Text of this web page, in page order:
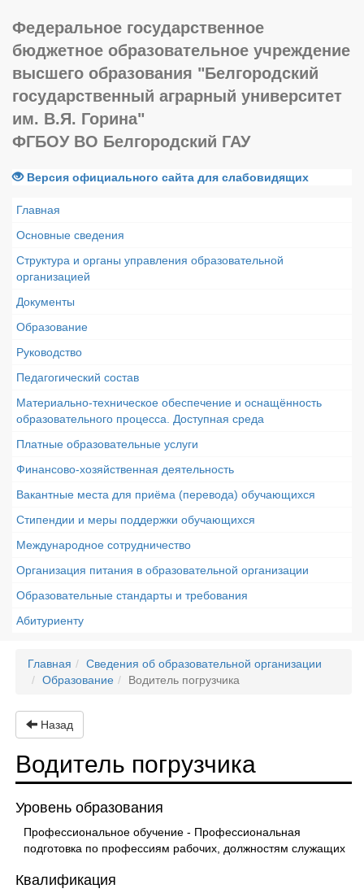
Федеральное государственное
бюджетное образовательное учреждение
высшего образования "Белгородский
государственный аграрный университет
им. В.Я. Горина"
ФГБОУ ВО Белгородский ГАУ
Версия официального сайта для слабовидящих
Главная
Основные сведения
Структура и органы управления образовательной
организацией
Документы
Образование
Руководство
Педагогический состав
Материально-техническое обеспечение и оснащённость
образовательного процесса. Доступная среда
Платные образовательные услуги
Финансово-хозяйственная деятельность
Вакантные места для приёма (перевода) обучающихся
Стипендии и меры поддержки обучающихся
Международное сотрудничество
Организация питания в образовательной организации
Образовательные стандарты и требования
Абитуриенту
Главная
Сведения об образовательной организации
Образование
Водитель погрузчика
Назад
Водитель погрузчика
Уровень образования
Профессиональное обучение - Профессиональная
подготовка по профессиям рабочих, должностям служащих
Квалификация